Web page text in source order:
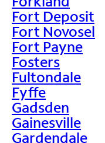
Fort Deposit
Fort Novosel
Fort Payne
Fosters
Fultondale
Fyffe
Gadsden
Gainesville
Gardendale